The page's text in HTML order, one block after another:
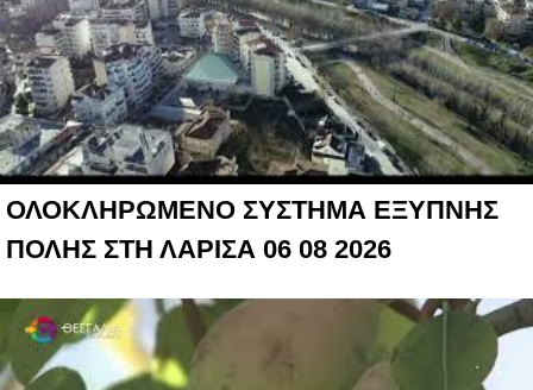
ΟΛΟΚΛΗΡΩΜΕΝΟ ΣΥΣΤΗΜΑ ΕΞΥΠΝΗΣ
ΠΟΛΗΣ ΣΤΗ ΛΑΡΙΣΑ 06 08 2026